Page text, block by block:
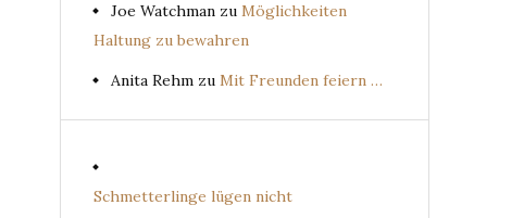
Joe Watchman zu Möglichkeiten
Haltung zu bewahren
Anita Rehm zu Mit Freunden feiern …
Schmetterlinge lügen nicht